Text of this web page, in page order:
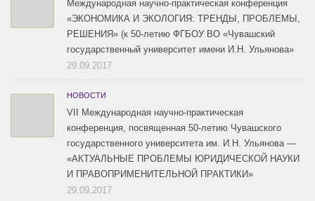
Международная научно-практическая конференция
«ЭКОНОМИКА И ЭКОЛОГИЯ: ТРЕНДЫ, ПРОБЛЕМЫ,
РЕШЕНИЯ» (к 50-летию ФГБОУ ВО «Чувашский
государственный университет имени И.Н. Ульянова»
29.09.2017
НОВОСТИ
VII Международная научно-практическая
конференция, посвященная 50-летию Чувашского
государственного университета им. И.Н. Ульянова —
«АКТУАЛЬНЫЕ ПРОБЛЕМЫ ЮРИДИЧЕСКОЙ НАУКИ
И ПРАВОПРИМЕНИТЕЛЬНОЙ ПРАКТИКИ»
29.09.2017